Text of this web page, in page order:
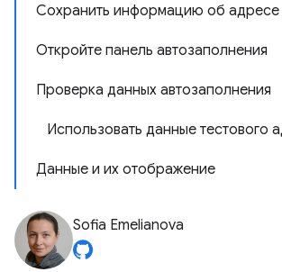
Сохранить информацию об адресе
Откройте панель автозаполнения
Проверка данных автозаполнения
Использовать данные тестового
Данные и их отображение
Sofia Emelianova